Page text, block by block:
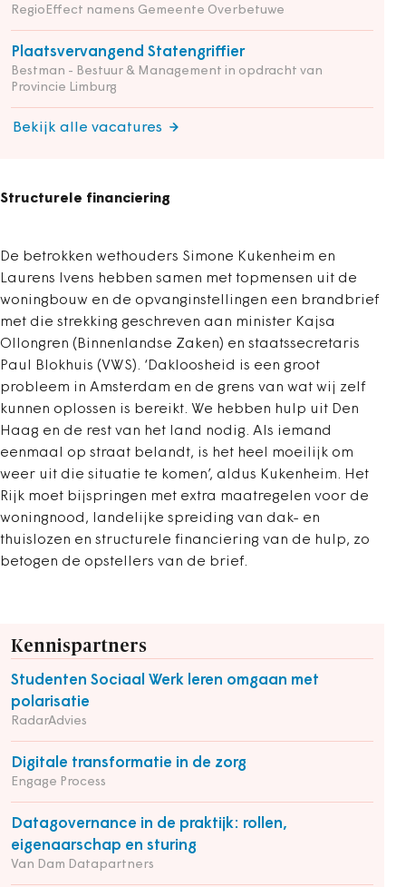
RegioEffect namens Gemeente Overbetuwe
Plaatsvervangend Statengriffier
Bestman - Bestuur & Management in opdracht van
Provincie Limburg
Bekijk alle vacatures
Structurele financiering
De betrokken wethouders Simone Kukenheim en
Laurens Ivens hebben samen met topmensen uit de
woningbouw en de opvanginstellingen een brandbrief
met die strekking geschreven aan minister Kajsa
Ollongren (Binnenlandse Zaken) en staatssecretaris
Paul Blokhuis (VWS). ‘Dakloosheid is een groot
probleem in Amsterdam en de grens van wat wij zelf
kunnen oplossen is bereikt. We hebben hulp uit Den
Haag en de rest van het land nodig. Als iemand
eenmaal op straat belandt, is het heel moeilijk om
weer uit die situatie te komen’, aldus Kukenheim. Het
Rijk moet bijspringen met extra maatregelen voor de
woningnood, landelijke spreiding van dak- en
thuislozen en structurele financiering van de hulp, zo
betogen de opstellers van de brief.
Kennispartners
Studenten Sociaal Werk leren omgaan met
polarisatie
RadarAdvies
Digitale transformatie in de zorg
Engage Process
Datagovernance in de praktijk: rollen,
eigenaarschap en sturing
Van Dam Datapartners